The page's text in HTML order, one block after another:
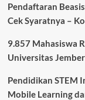
Pendaftaran
Cek Syaratnya –
9.857 Mahasiswa
Universitas
Pendidikan STEM
Mobile Learning